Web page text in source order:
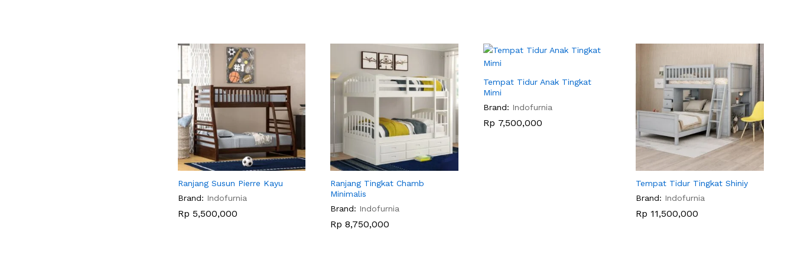
Ranjang Susun Pierre Kayu
Brand: Indofurnia
Rp 5,500,000
Rp 5,500,000
Ranjang Tingkat Chamb
Minimalis
Brand: Indofurnia
Rp 8,750,000
Rp 8,750,000
Tempat Tidur Anak Tingkat
Mimi
Brand: Indofurnia
Rp 7,500,000
Rp 7,500,000
Tempat Tidur Tingkat Shiniy
Brand: Indofurnia
Rp 11,500,000
Rp 11,500,000